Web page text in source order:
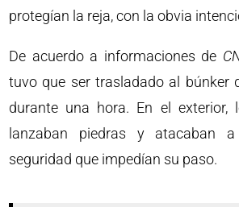
protegían la reja, con la obvia
De acuerdo a informaciones de
tuvo que ser trasladado al búnker
durante una hora. En el exterior,
lanzaban piedras y atacaban
seguridad que impedían su paso.